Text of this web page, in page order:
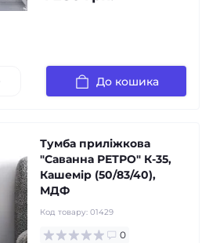
До кошика
Тумба приліжкова
"Саванна РЕТРО" К-35,
Кашемір (50/83/40),
МДФ
Код товару: 01429
0